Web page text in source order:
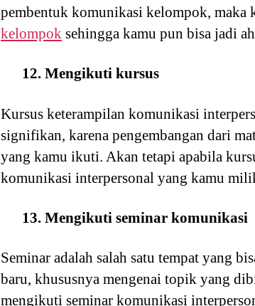
pembentuk komunikasi kelompok, maka
kelompok sehingga kamu pun bisa jadi
12. Mengikuti kursus
Kursus keterampilan komunikasi
signifikan, karena pengembangan dari
yang kamu ikuti. Akan tetapi apabila
komunikasi interpersonal yang kamu
13. Mengikuti seminar komunikasi
Seminar adalah salah satu tempat yang
baru, khususnya mengenai topik yang
mengikuti seminar komunikasi